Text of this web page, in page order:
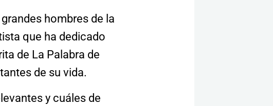
hombres de la
que ha dedicado
de La Palabra de
de su vida.
y cuáles de